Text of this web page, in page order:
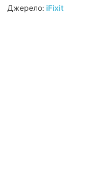
Джерело: iFixit